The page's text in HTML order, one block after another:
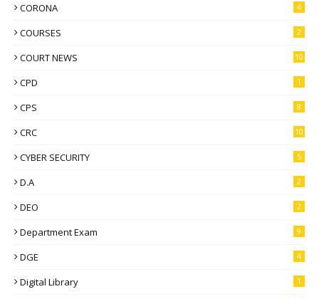
CORONA 4
COURSES 2
COURT NEWS 10
CPD 1
CPS 8
CRC 10
CYBER SECURITY 5
D.A 2
DEO 2
Department Exam 9
DGE 4
Digital Library 1